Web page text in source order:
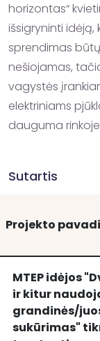
horizontas“
išsigryninti
sprendimas
nešiojamas,
vagystės
elektriniams
dauguma
Sutartis
Projekto
MTEP
idėjos
MTEP idėjos
ir kitur
grandinės/
sukūrimas"